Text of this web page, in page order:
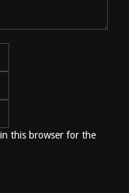
this browser for the